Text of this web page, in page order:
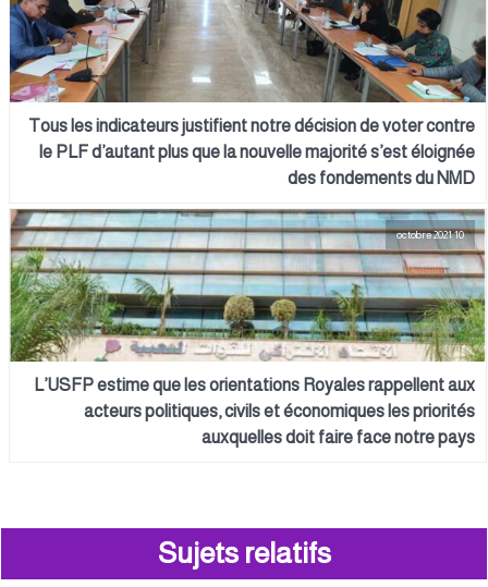
Tous les indicateurs justifient notre décision de voter contre
le PLF d’autant plus que la nouvelle majorité s’est éloignée
des fondements du NMD
10 octobre 2021
L’USFP estime que les orientations Royales rappellent aux
acteurs politiques, civils et économiques les priorités
auxquelles doit faire face notre pays
Sujets relatifs